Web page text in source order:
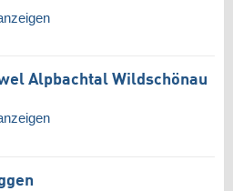
Alpbachtal Wildschönau